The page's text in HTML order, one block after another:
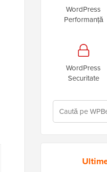
WordPress
Performanță
WordPress
Securitate